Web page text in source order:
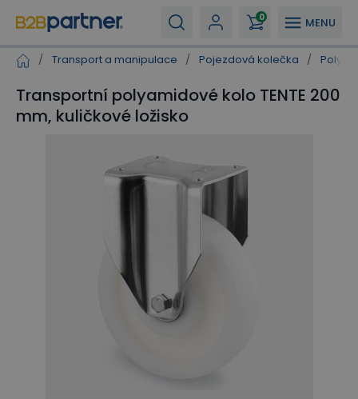
MENU
0
/ Transport a manipulace / Pojezdová kolečka /
Transportní polyamidové kolo TENTE 200
mm, kuličkové ložisko